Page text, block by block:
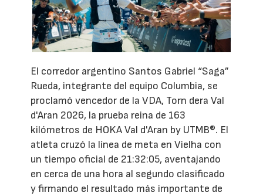
El corredor argentino Santos Gabriel “Saga”
Rueda, integrante del equipo Columbia, se
proclamó vencedor de la VDA, Torn dera Val
d'Aran 2026, la prueba reina de 163
kilómetros de HOKA Val d'Aran by UTMB®. El
atleta cruzó la línea de meta en Vielha con
un tiempo oficial de 21:32:05, aventajando
en cerca de una hora al segundo clasificado
y firmando el resultado más importante de